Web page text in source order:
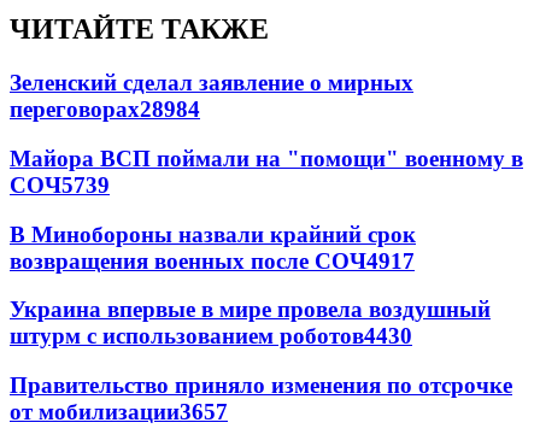
ЧИТАЙТЕ ТАКЖЕ
Зеленский сделал заявление о мирных
переговорах28984
Майора ВСП поймали на "помощи" военному в
СОЧ5739
В Минобороны назвали крайний срок
возвращения военных после СОЧ4917
Украина впервые в мире провела воздушный
штурм с использованием роботов4430
Правительство приняло изменения по отсрочке
от мобилизации3657